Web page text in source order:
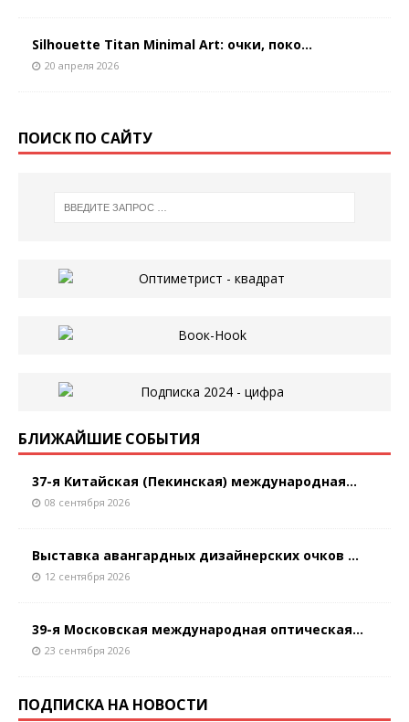
Silhouette Titan Minimal Art: очки, поко...
20 апреля 2026
ПОИСК ПО САЙТУ
БЛИЖАЙШИЕ СОБЫТИЯ
37-я Китайская (Пекинская) международная...
08 сентября 2026
Выставка авангардных дизайнерских очков ...
12 сентября 2026
39-я Московская международная оптическая...
23 сентября 2026
ПОДПИСКА НА НОВОСТИ